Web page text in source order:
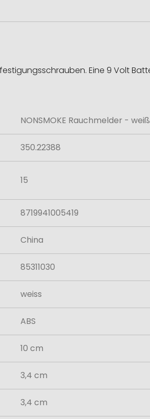
Eine 9 Volt
NONSMOKE Rauchmelder - weiß
350.22388
15
8719941005419
China
85311030
weiss
ABS
10 cm
3,4 cm
3,4 cm